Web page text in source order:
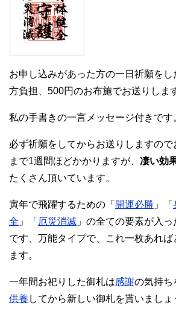
お申し込みがあった方の一日祈願を
方負担、500円のお布施でお送りしま
私の手書きの一言メッセージ付きです
必ず祈願をしてからお送りしますの
まで1週間ほどかかりますが、 凄い効
たくさん頂いています。
寅年で飛躍するための「 開運必勝 」「
全 」「 厄災消滅 」の全ての要素が入
です、万能タイプで、これ一枚あれば
ます。
一年間お祀りした御札は感謝の気持ち
供養 してから新しい御札を貰いましょ